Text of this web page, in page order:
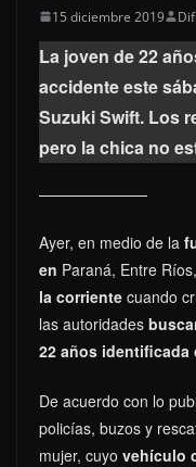
15 diciembre 2019
La joven de 22
accidente este
Suzuki Swift. Los
pero la chica no
Ayer, en medio de la
en Paraná, Entre
la corriente cuando
las autoridades
22 años identificada
De acuerdo con lo
policías, buzos y
mujer, cuyo vehículo